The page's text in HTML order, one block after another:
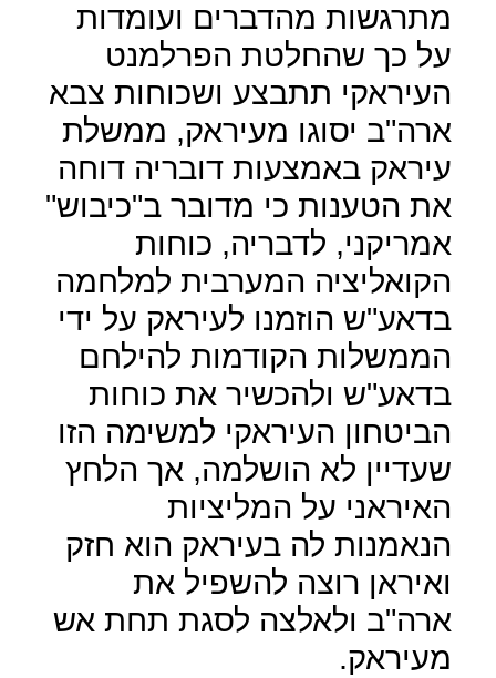
מתרגשות מהדברים ועומדות
על כך שהחלטת הפרלמנט
העיראקי תתבצע ושכוחות צבא
ארה"ב יסוגו מעיראק, ממשלת
עיראק באמצעות דובריה דוחה
את הטענות כי מדובר ב"כיבוש"
אמריקני, לדבריה, כוחות
הקואליציה המערבית למלחמה
בדאע"ש הוזמנו לעיראק על ידי
הממשלות הקודמות להילחם
בדאע"ש ולהכשיר את כוחות
הביטחון העיראקי למשימה הזו
שעדיין לא הושלמה, אך הלחץ
האיראני על המליציות
הנאמנות לה בעיראק הוא חזק
ואיראן רוצה להשפיל את
ארה"ב ולאלצה לסגת תחת אש
מעיראק.